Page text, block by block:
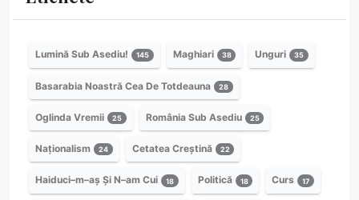
Lumină Sub Asediu! 145 Maghiari 38 Unguri 35
Basarabia Noastră Cea De Totdeauna 28
Oglinda Vremii 25 România Sub Asediu 25
Naționalism 24 Cetatea Creștină 22
Haiduci–m–aș Și N–am Cui 18 Politică 18 Curs 17